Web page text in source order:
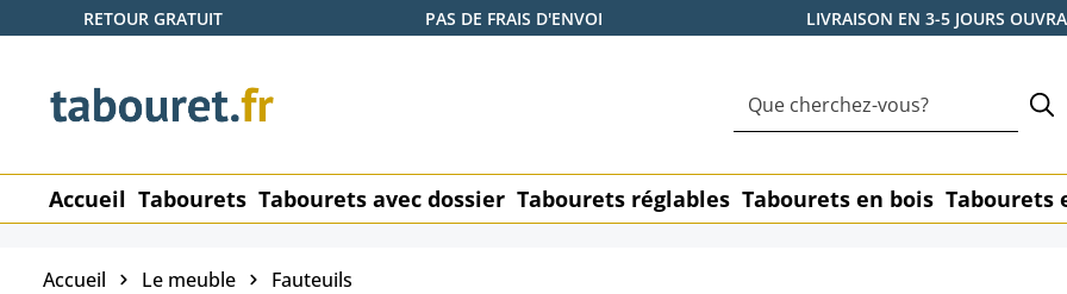
au contenu principal
Passer à la recherche
Passer à la navigation principale
RETOUR GRATUIT PAS DE FRAIS D'ENVOI LIVRAISON EN 3-5 JOURS
Accueil Tabourets Tabourets avec dossier Tabourets réglables Tabourets en bois Tabourets
Accueil Le meuble Fauteuils